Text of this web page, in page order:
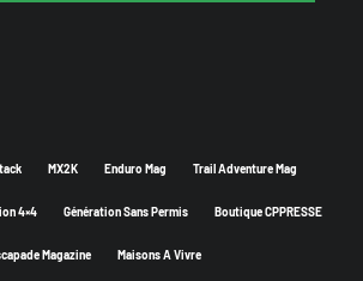
MX2K Enduro Mag Trail Adventure Mag
4×4 Génération Sans Permis Boutique CPPRESSE
Magazine Maisons A Vivre